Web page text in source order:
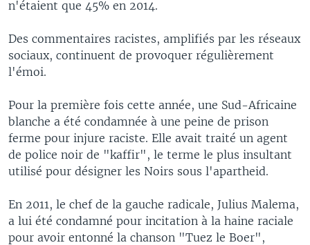
n'étaient que 45% en 2014.
Des commentaires racistes, amplifiés par les réseaux
sociaux, continuent de provoquer régulièrement
l'émoi.
Pour la première fois cette année, une Sud-Africaine
blanche a été condamnée à une peine de prison
ferme pour injure raciste. Elle avait traité un agent
de police noir de "kaffir", le terme le plus insultant
utilisé pour désigner les Noirs sous l'apartheid.
En 2011, le chef de la gauche radicale, Julius Malema,
a lui été condamné pour incitation à la haine raciale
pour avoir entonné la chanson "Tuez le Boer",